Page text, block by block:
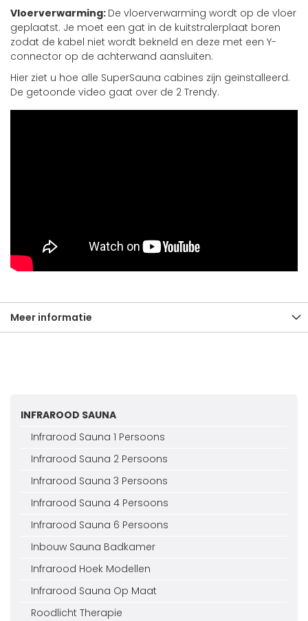
Vloerverwarming: De vloerverwarming wordt op de vloer
geplaatst. Je moet een gat in de kuitstralerplaat boren
zodat de kabel niet wordt bekneld en deze met een Y-
connector op de achterwand aansluiten.
Hier ziet u hoe alle SuperSauna cabines zijn geïnstalleerd.
De getoonde video gaat over de 2 Trendy.
Meer informatie
INFRAROOD SAUNA
Infrarood Sauna 1 Persoons
Infrarood Sauna 2 Persoons
Infrarood Sauna 3 Persoons
Infrarood Sauna 4 Persoons
Infrarood Sauna 6 Persoons
Inbouw Sauna Badkamer
Infrarood Hoek Modellen
Infrarood Sauna Op Maat
Roodlicht Therapie